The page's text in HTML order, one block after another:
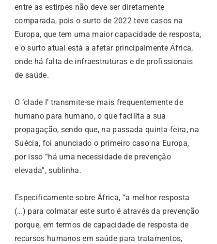
entre as estirpes não deve ser diretamente
comparada, pois o surto de 2022 teve casos na
Europa, que tem uma maior capacidade de resposta,
e o surto atual está a afetar principalmente África,
onde há falta de infraestruturas e de profissionais
de saúde.
O ‘clade I’ transmite-se mais frequentemente de
humano para humano, o que facilita a sua
propagação, sendo que, na passada quinta-feira, na
Suécia, foi anunciado o primeiro caso na Europa,
por isso “há uma necessidade de prevenção
elevada”, sublinha.
Especificamente sobre África, “a melhor resposta
(…) para colmatar este surto é através da prevenção
porque, em termos de capacidade de resposta de
recursos humanos em saúde para tratamentos,